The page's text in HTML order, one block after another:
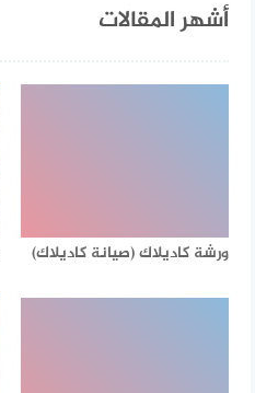
أشهر المقالات
ورشة كاديلاك (صيانة كاديلاك)